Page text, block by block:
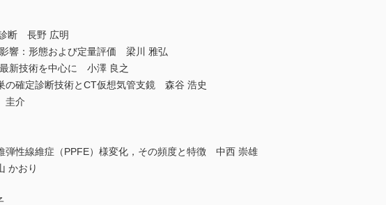
断 長野 広明
響：形態および定量評価 梁川 雅弘
新技術を中心に 小澤 良之
の確定診断技術とCT仮想気管支鏡 森谷 浩史
圭介
弾性線維症（PPFE）様変化，その頻度と特徴 中西 崇雄
かおり